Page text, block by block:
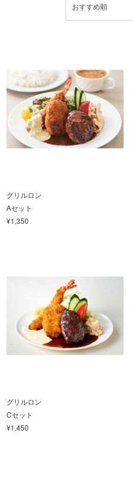
おすすめ順
グリルロン
Aセット
¥1,350
グリルロン
Cセット
¥1,450